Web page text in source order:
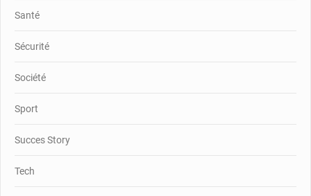
Santé
Sécurité
Société
Sport
Succes Story
Tech